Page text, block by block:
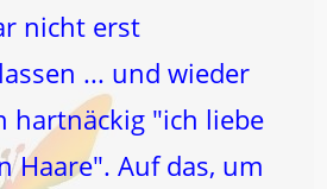
nicht erst
... und wieder
hartnäckig "ich liebe
Haare". Auf das, um